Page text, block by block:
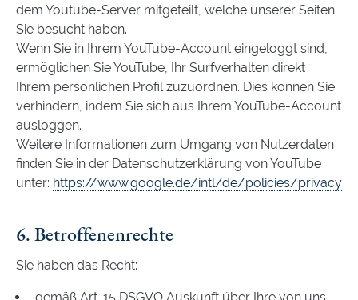
dem Youtube-Server mitgeteilt, welche unserer Seiten
Sie besucht haben.
Wenn Sie in Ihrem YouTube-Account eingeloggt sind,
ermöglichen Sie YouTube, Ihr Surfverhalten direkt
Ihrem persönlichen Profil zuzuordnen. Dies können Sie
verhindern, indem Sie sich aus Ihrem YouTube-Account
ausloggen.
Weitere Informationen zum Umgang von Nutzerdaten
finden Sie in der Datenschutzerklärung von YouTube
unter: https://www.google.de/intl/de/policies/privacy
6. Betroffenenrechte
Sie haben das Recht: